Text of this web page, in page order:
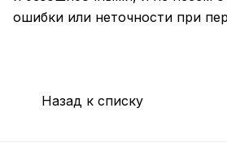
ошибки или неточности при
Назад к списку